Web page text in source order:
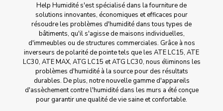
Help Humidité s'est spécialisé dans la fourniture de
solutions innovantes, économiques et efficaces pour
résoudre les problèmes d'humidité dans tous types de
bâtiments, qu'il s'agisse de maisons individuelles,
d'immeubles ou de structures commerciales. Grâce à nos
inverseurs de polarité de pointe tels que les ATE LC15, ATE
LC30, ATE MAX, ATG LC15 et ATG LC30, nous éliminons les
problèmes d'humidité à la source pour des résultats
durables. De plus, notre nouvelle gamme d'appareils
d'assèchement contre l'humidité dans les murs a été conçue
pour garantir une qualité de vie saine et confortable.